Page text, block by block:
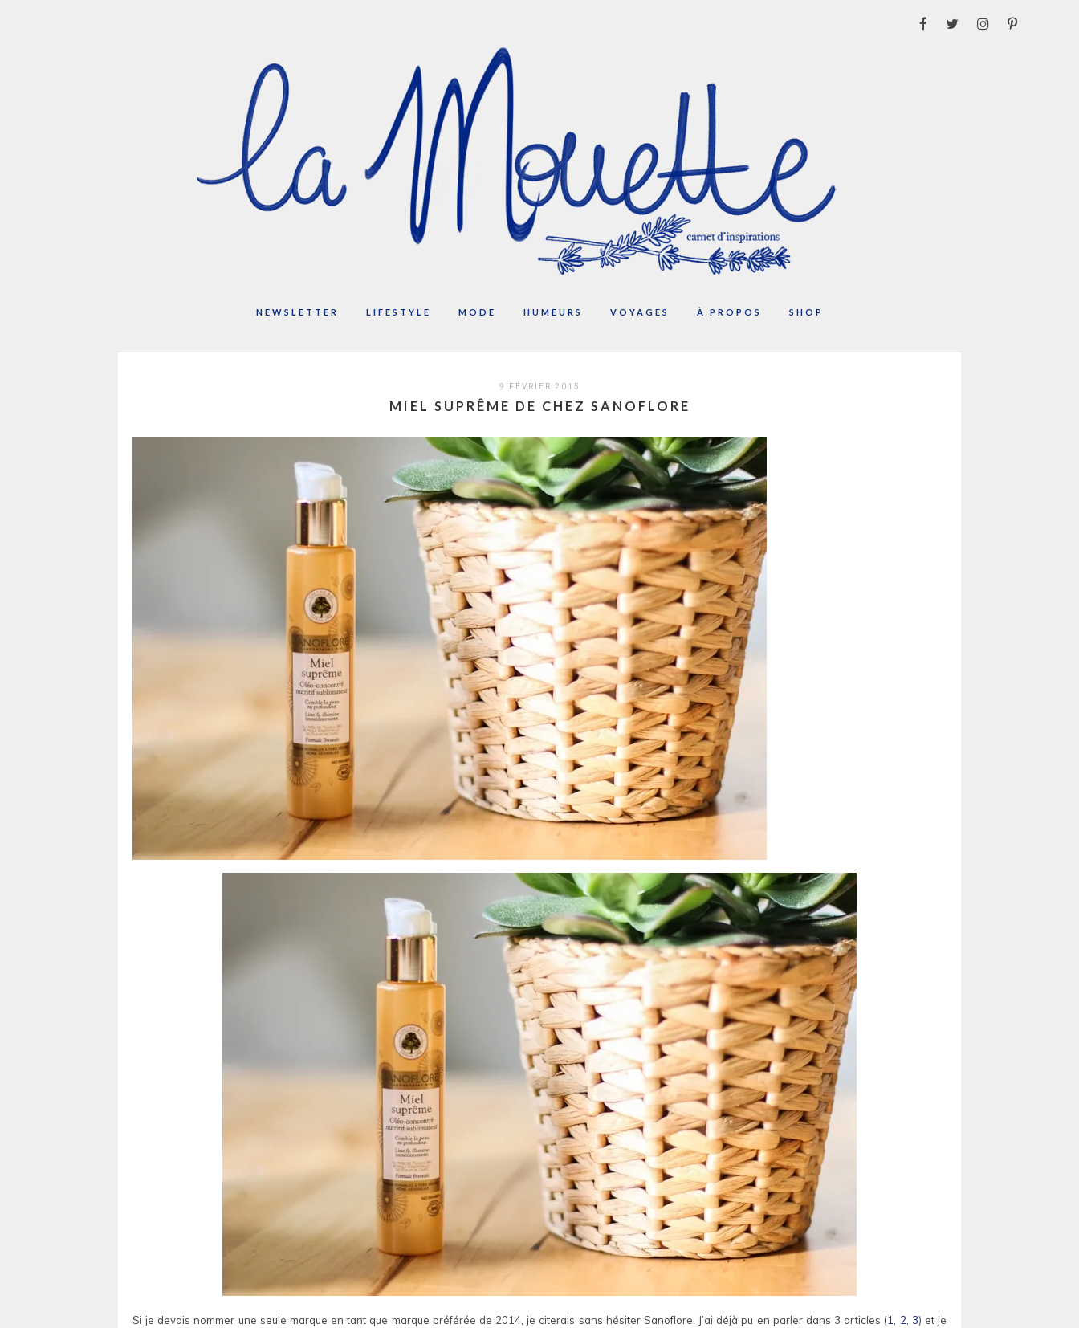
NEWSLETTER LIFESTYLE MODE HUMEURS VOYAGES À PROPOS SHOP
9 FÉVRIER 2015
MIEL SUPRÊME DE CHEZ SANOFLORE
Si je devais nommer une seule marque en tant que marque préférée de 2014, je citerais sans hésiter Sanoflore. J’ai déjà pu en parler dans 3 articles (1, 2, 3) et je